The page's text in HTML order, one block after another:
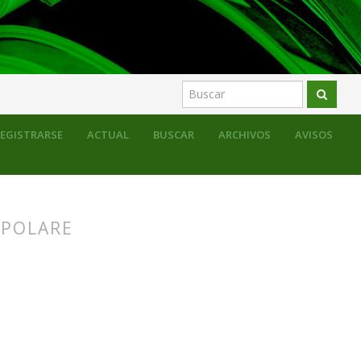
ACTUAL BUSCAR ARCHIVOS AVISOS